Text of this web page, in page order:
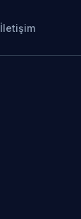
İletişim